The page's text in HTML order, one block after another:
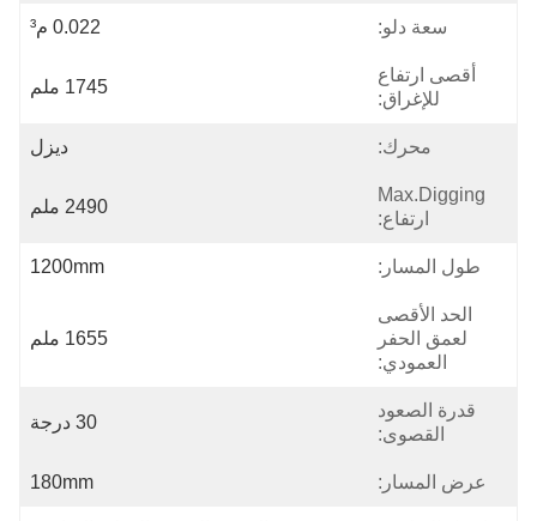
سعة دلو: 0.022 م³
أقصى ارتفاع
للإغراق:
1745 ملم
محرك: ديزل
Max.digging
ارتفاع:
2490 ملم
طول المسار: 1200mm
الحد الأقصى
لعمق الحفر
العمودي:
1655 ملم
قدرة الصعود
القصوى:
30 درجة
عرض المسار: 180mm